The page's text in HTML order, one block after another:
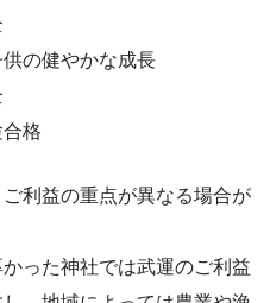
供の健やかな成長
格
利益の重点が異なる場合が
った神社では武運のご利益